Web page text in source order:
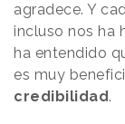
agradece. Y
incluso nos ha
ha entendido
es muy
credibilidad.